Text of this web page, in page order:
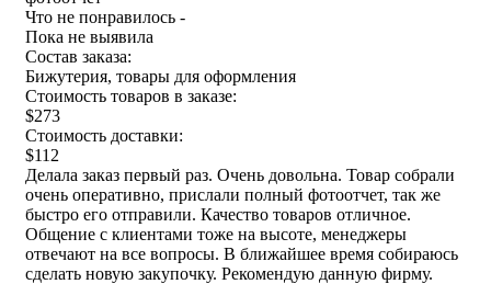
Что не понравилось -
Пока не выявила
Состав заказа:
Бижутерия, товары для оформления
Стоимость товаров в заказе:
$273
Стоимость доставки:
$112
Делала заказ первый раз. Очень довольна. Товар собрали
очень оперативно, прислали полный фотоотчет, так же
быстро его отправили. Качество товаров отличное.
Общение с клиентами тоже на высоте, менеджеры
отвечают на все вопросы. В ближайшее время собираюсь
сделать новую закупочку. Рекомендую данную фирму.